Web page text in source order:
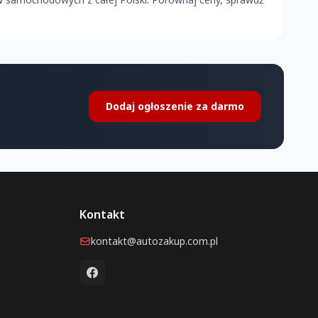
Dodaj ogłoszenie za darmo
Kontakt
kontakt@autozakup.com.pl